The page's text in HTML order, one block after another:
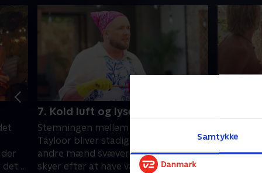
Samtykke
det
7. Kold luft og lyserøde skyer
Stemningen mellem Sandor og
Tayloor bliver stadig køligere, mens
andre mænd svæver på lyserøde
skyer efter at have været på date
Sonja
vækker